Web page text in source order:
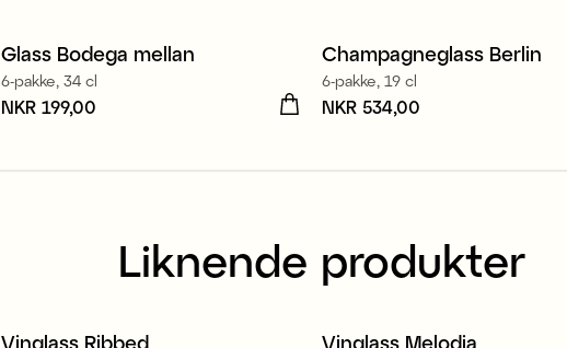
Glass Bodega mellan
6-pakke, 34 cl
Pris :NKR 199,00
NKR 199,00
Champagneglass Berlin
6-pakke, 19 cl
Pris :NKR 534,00
NKR 534,00
Liknende produkter
Vinglass Ribbed Vinglass Melodia